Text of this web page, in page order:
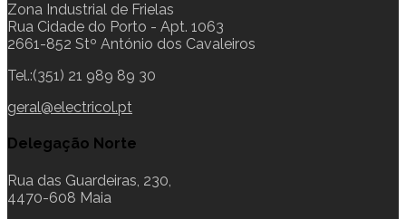
Zona Industrial de Frielas
Rua Cidade do Porto - Apt. 1063
2661-852 Stº António dos Cavaleiros
Tel.:(351) 21 989 89 30
geral@electricol.pt
Delegação Norte
Rua das Guardeiras, 230,
4470-608 Maia